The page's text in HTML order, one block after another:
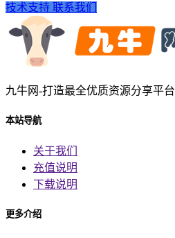
技术支持 联系我们
九牛网-打造最全优质资源分享平台
本站导航
关于我们
充值说明
下载说明
更多介绍